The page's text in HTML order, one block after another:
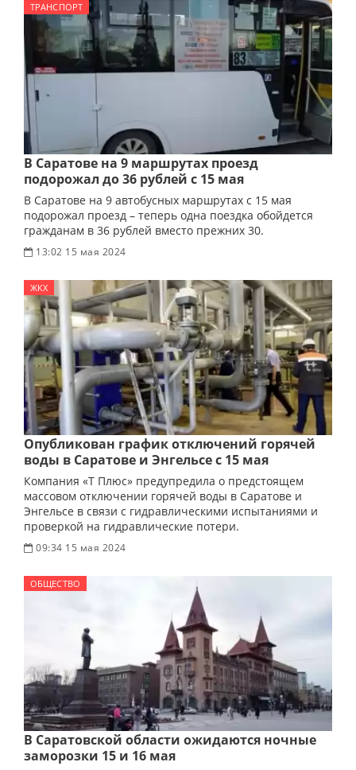
ТРАНСПОРТ
В Саратове на 9 маршрутах проезд
подорожал до 36 рублей с 15 мая
В Саратове на 9 автобусных маршрутах с 15 мая
подорожал проезд – теперь одна поездка обойдется
гражданам в 36 рублей вместо прежних 30.
13:02 15 мая 2024
ЖКХ
Опубликован график отключений горячей
воды в Саратове и Энгельсе с 15 мая
Компания «Т Плюс» предупредила о предстоящем
массовом отключении горячей воды в Саратове и
Энгельсе в связи с гидравлическими испытаниями и
проверкой на гидравлические потери.
09:34 15 мая 2024
ОБЩЕСТВО
В Саратовской области ожидаются ночные
заморозки 15 и 16 мая